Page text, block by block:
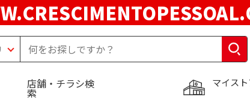
マイス
店舗・チラシ検
索